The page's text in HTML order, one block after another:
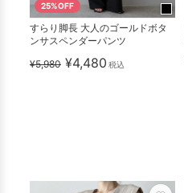
25%OFF
すらり脚長 大人のゴールドボタ
ンサスペンダーパンツ
¥5,980 ¥4,480 税込